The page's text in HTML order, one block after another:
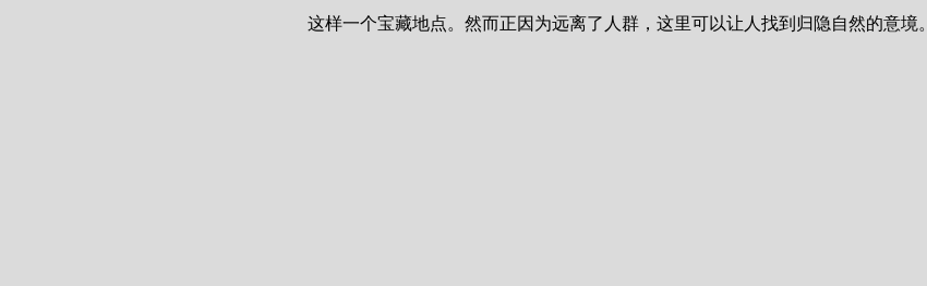
这样一个宝藏地点。然而正因为远离了人群，这里可以让人找到归隐自然的意境。